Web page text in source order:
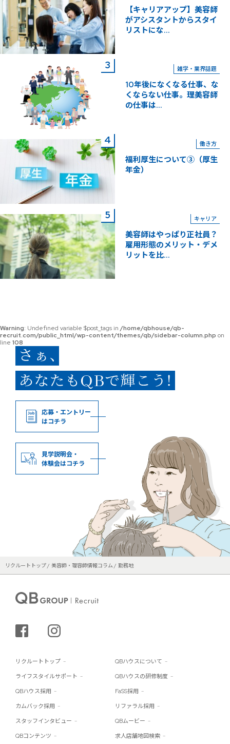
【キャリアアップ】美容師
がアシスタントからスタイ
リストにな...
雑学・業界話題
10年後になくなる仕事、な
くならない仕事。理美容師
の仕事は...
働き方
福利厚生について③（厚生
年金）
キャリア
美容師はやっぱり正社員？
雇用形態のメリット・デメ
リットを比...
Warning: Undefined variable $post_tags in /home/qbhouse/qb-
recruit.com/public_html/wp-content/themes/qb/sidebar-column.php on
line 108
応募・エントリー
はコチラ
見学説明会・
体験会はコチラ
リクルートトップ 美容師・理容師情報コラム 勤務地
シェアする
リクルートトップ QBハウスについて
ライフスタイルサポート QBハウスの研修制度
QBハウス採用 FaSS採用
カムバック採用 リファラル採用
スタッフインタビュー QBムービー
QBコンテンツ 求人店舗地図検索